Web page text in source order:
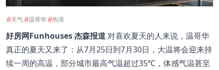
#天气#温哥华#热浪
好房网Funhouses 杰森报道对喜欢夏天的人来说，温哥华
真正的夏天又来了：从7月25日到7月30日，大温将会迎来持
续一周的高温，部分城市最高气温超过35℃，体感气温甚至